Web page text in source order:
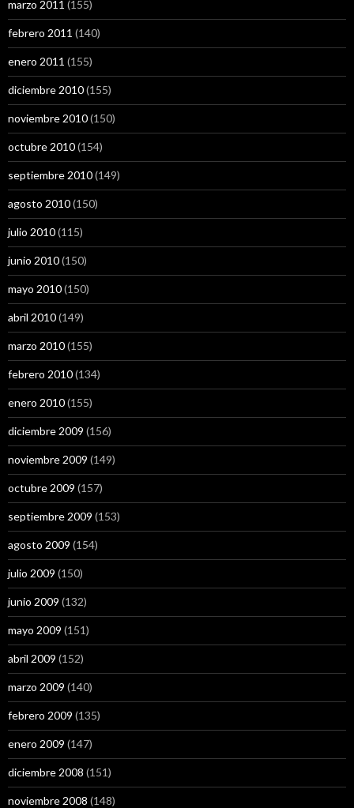
marzo 2011 (155)
febrero 2011 (140)
enero 2011 (155)
diciembre 2010(155)
noviembre 2010(150)
octubre 2010(154)
septiembre 2010(149)
agosto 2010(150)
julio 2010(115)
junio 2010(150)
mayo 2010(150)
abril 2010(149)
marzo 2010(155)
febrero 2010(134)
enero 2010(155)
diciembre 2009 (156)
noviembre 2009 (149)
octubre 2009 (157)
septiembre 2009 (153)
agosto 2009 (154)
julio 2009 (150)
junio 2009 (132)
mayo 2009 (151)
abril 2009 (152)
marzo 2009 (140)
febrero 2009 (135)
enero 2009 (147)
diciembre 2008 (151)
noviembre 2008 (148)